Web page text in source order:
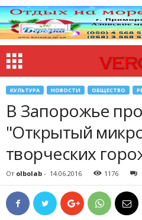
КУЛЬТУРА НОВОСТИ ОБЩЕСТВО
В Запорожье
"Открытый
творческих
От olbolab - 14.06.2016 1176